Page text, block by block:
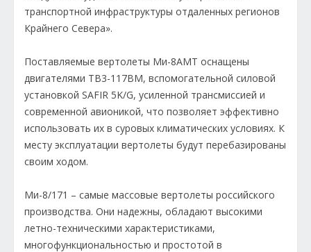
транспортной инфраструктуры отдаленных регионов
Крайнего Севера».
Поставляемые вертолеты Ми-8АМТ оснащены
двигателями ТВ3-117ВМ, вспомогательной силовой
установкой SAFIR 5K/G, усиленной трансмиссией и
современной авионикой, что позволяет эффективно
использовать их в суровых климатических условиях. К
месту эксплуатации вертолеты будут перебазированы
своим ходом.
Ми-8/171 – самые массовые вертолеты российского
производства. Они надежны, обладают высокими
летно-техническими характеристиками,
многофункциональностью и простотой в